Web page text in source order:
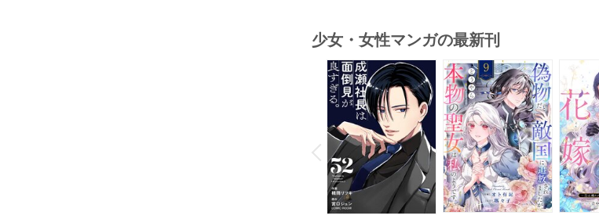
少女・女性マンガの最新刊
P
r
e
v
i
o
u
s